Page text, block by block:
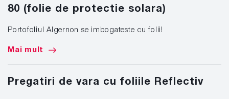
80 (folie de protectie solara)
Portofoliul Algernon se imbogateste cu folii!
Mai mult
Pregatiri de vara cu foliile Reflectiv